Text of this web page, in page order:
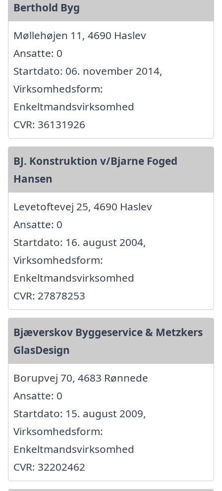
Berthold Byg
Møllehøjen 11, 4690 Haslev
Ansatte: 0
Startdato: 06. november 2014,
Virksomhedsform:
Enkeltmandsvirksomhed
CVR: 36131926
BJ. Konstruktion v/Bjarne Foged
Hansen
Levetoftevej 25, 4690 Haslev
Ansatte: 0
Startdato: 16. august 2004,
Virksomhedsform:
Enkeltmandsvirksomhed
CVR: 27878253
Bjæverskov Byggeservice & Metzkers
GlasDesign
Borupvej 70, 4683 Rønnede
Ansatte: 0
Startdato: 15. august 2009,
Virksomhedsform:
Enkeltmandsvirksomhed
CVR: 32202462